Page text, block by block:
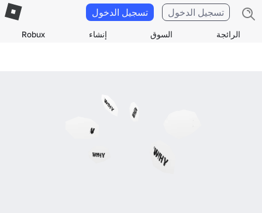
الرائجة السوق إنشاء Robux
تسجيل الدخول تسجيل الدخول